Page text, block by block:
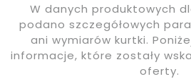
W danych produktowych
podano szczegółowych
ani wymiarów kurtki.
informacje, które zostały
oferty.